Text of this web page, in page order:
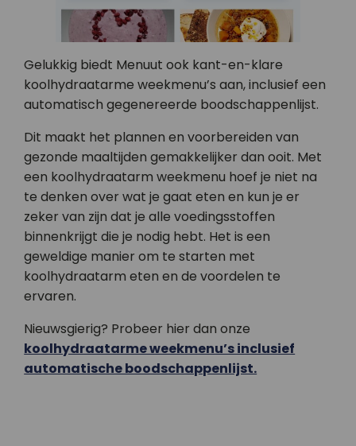
Gelukkig biedt Menuut ook kant-en-klare
koolhydraatarme weekmenu’s aan, inclusief een
automatisch gegenereerde boodschappenlijst.
Dit maakt het plannen en voorbereiden van
gezonde maaltijden gemakkelijker dan ooit. Met
een koolhydraatarm weekmenu hoef je niet na
te denken over wat je gaat eten en kun je er
zeker van zijn dat je alle voedingsstoffen
binnenkrijgt die je nodig hebt. Het is een
geweldige manier om te starten met
koolhydraatarm eten en de voordelen te
ervaren.
Nieuwsgierig? Probeer hier dan onze
koolhydraatarme weekmenu’s inclusief
automatische boodschappenlijst.